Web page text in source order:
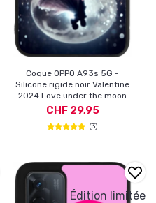
Coque OPPO A93s 5G -
Silicone rigide noir Valentine
2024 Love under the moon
CHF 29,95
(3)
Édition limitée